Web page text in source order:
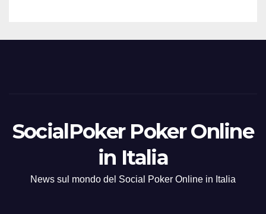
SocialPoker Poker Online
in Italia
News sul mondo del Social Poker Online in Italia